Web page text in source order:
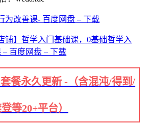
为改善课- 百度网盘 – 下载
铺】哲学入门基础课，0基础哲学入
百度网盘 – 下载
餐永久更新 -（含混沌/得到/
等20+平台）